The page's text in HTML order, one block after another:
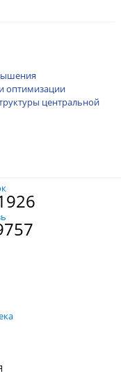
оптимизации
центральной